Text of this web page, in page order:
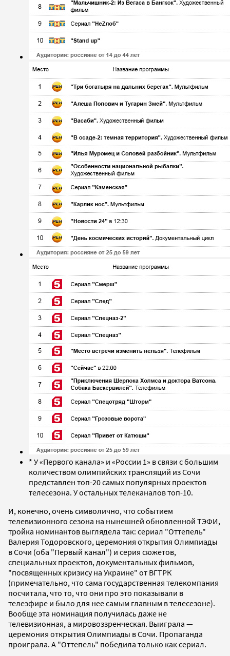
* У «Первого канала» и «России 1» в связи с большим
количеством олимпийских трансляций из Сочи
представлен топ-20 самых популярных проектов
телесезона. У остальных телеканалов топ-10.
И, конечно, очень символично, что событием
телевизионного сезона на нынешней обновленной ТЭФИ,
тройка номинантов выглядела так: сериал "Оттепель"
Валерия Тодоровского, церемония открытия Олимпиады
в Сочи (оба "Первый канал") и серия сюжетов,
специальных проектов, документальных фильмов,
"посвященных кризису на Украине" от ВГТРК
(примечательно, что сама государственная телекомпания
посчитала, что то, что они про это показывали в
телеэфире и было для нее самым главным в телесезоне).
Вообще эта номинация получилась даже не
телевизионная, а мировоззренческая. Выиграла —
церемония открытия Олимпиады в Сочи. Пропаганда
проиграла. А "Оттепель" победила только как сериал.